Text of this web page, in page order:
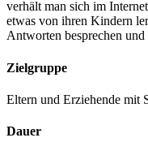
verhält man sich im
etwas von ihren Kindern
Antworten besprechen und
Zielgruppe
Eltern und Erziehende mit
Dauer